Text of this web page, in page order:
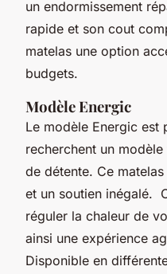
un endormissement
rapide et son cout
matelas une option
budgets.
Modèle Energic
Le modèle Energic est
recherchent un
de détente. Ce
et un soutien inégalé.
réguler la chaleur de
ainsi une expérience
Disponible en